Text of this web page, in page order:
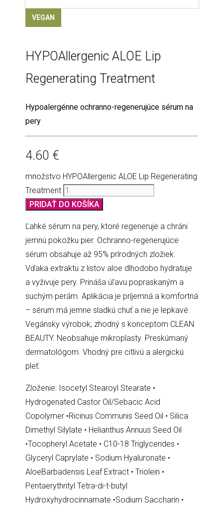
HYPOAllergenic ALOE Lip
Regenerating Treatment
Hypoalergénne ochranno-regenerujúce sérum na
pery
4.60 €
množstvo HYPOAllergenic ALOE Lip Regenerating
Treatment
PRIDAŤ DO KOŠÍKA
Ľahké sérum na pery, ktoré regeneruje a chráni
jemnú pokožku pier. Ochranno-regenerujúce
sérum obsahuje až 95% prírodných zložiek.
Vďaka extraktu z listov aloe dlhodobo hydratuje
a vyživuje pery. Prináša úľavu popraskaným a
suchým perám. Aplikácia je príjemná a komfortná
– sérum má jemne sladkú chuť a nie je lepkavé.
Vegánsky výrobok, zhodný s konceptom CLEAN
BEAUTY. Neobsahuje mikroplasty. Preskúmaný
dermatológom. Vhodný pre citlivú a alergickú
pleť.
Zloženie: Isocetyl Stearoyl Stearate •
Hydrogenated Castor Oil/Sebacic Acid
Copolymer •Ricinus Communis Seed Oil • Silica
Dimethyl Silylate • Helianthus Annuus Seed Oil
•Tocopheryl Acetate • C10-18 Triglycerides •
Glyceryl Caprylate • Sodium Hyaluronate •
AloeBarbadensis Leaf Extract • Triolein •
Pentaerythrityl Tetra-di-t-butyl
Hydroxyhydrocinnamate •Sodium Saccharin •